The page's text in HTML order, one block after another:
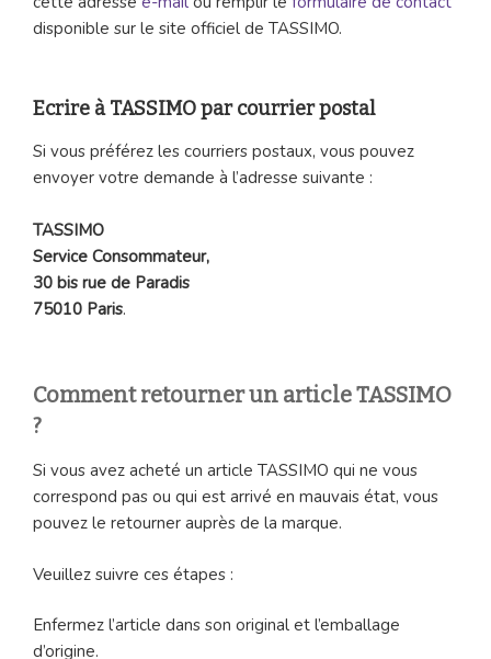
disponible sur le site officiel de TASSIMO.
Ecrire à TASSIMO par courrier postal
Si vous préférez les courriers postaux, vous pouvez
envoyer votre demande à l’adresse suivante :
TASSIMO
Service Consommateur,
30 bis rue de Paradis
75010 Paris.
Comment retourner un article TASSIMO
?
Si vous avez acheté un article TASSIMO qui ne vous
correspond pas ou qui est arrivé en mauvais état, vous
pouvez le retourner auprès de la marque.
Veuillez suivre ces étapes :
Enfermez l’article dans son original et l’emballage
d’origine.